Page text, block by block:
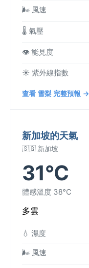
🌬️ 風速
🌡️ 氣壓
👁️ 能見度
☀️ 紫外線指數
查看 雪梨 完整預報 →
新加坡的天氣
🇸🇬 新加坡
31°C
體感溫度 38°C
多雲
💧 濕度
🌬️ 風速